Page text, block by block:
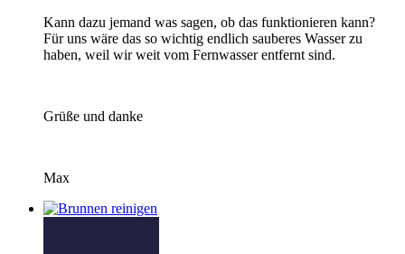
Kann dazu jemand was sagen, ob das funktionieren kann?
Für uns wäre das so wichtig endlich sauberes Wasser zu
haben, weil wir weit vom Fernwasser entfernt sind.
Grüße und danke
Max